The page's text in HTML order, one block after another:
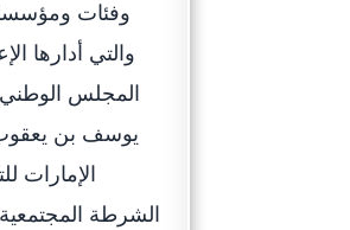
وفئات
والتي أدارها
المجلس
يوسف بن يعقوب
الإمارات
الشرطة